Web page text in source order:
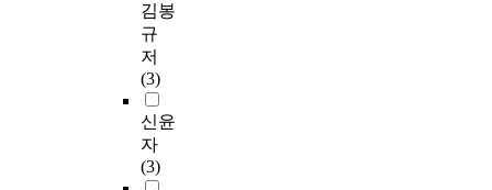
김봉
규
저
(3)
신윤
자
(3)